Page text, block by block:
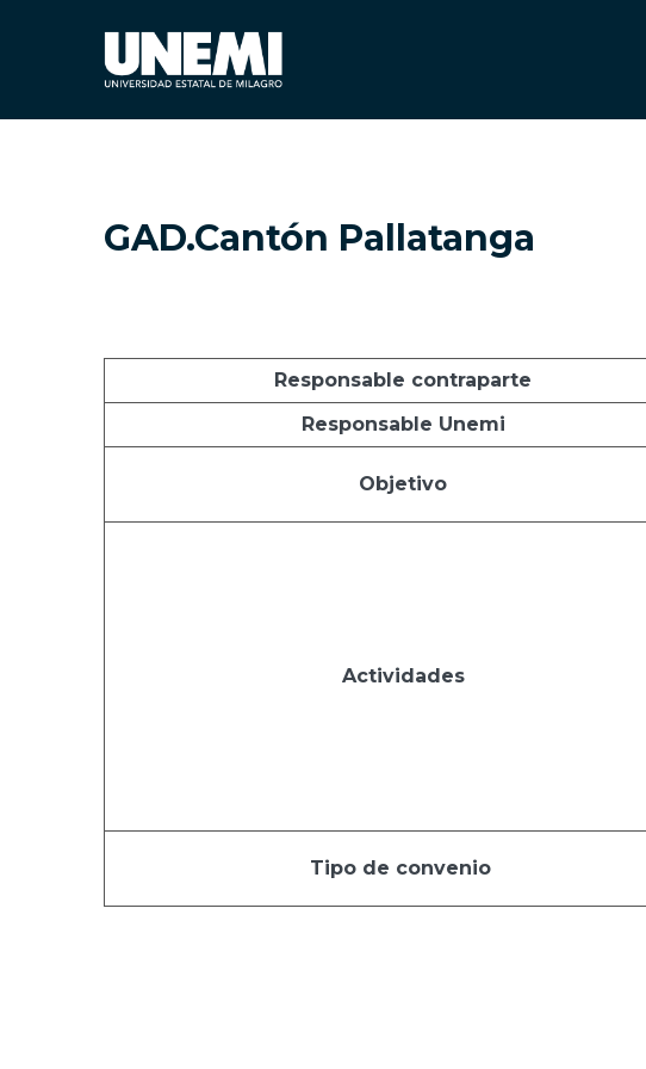
GAD.Cantón Pallatanga
Responsable contraparte
Responsable Unemi
Objetivo
Actividades
Tipo de convenio